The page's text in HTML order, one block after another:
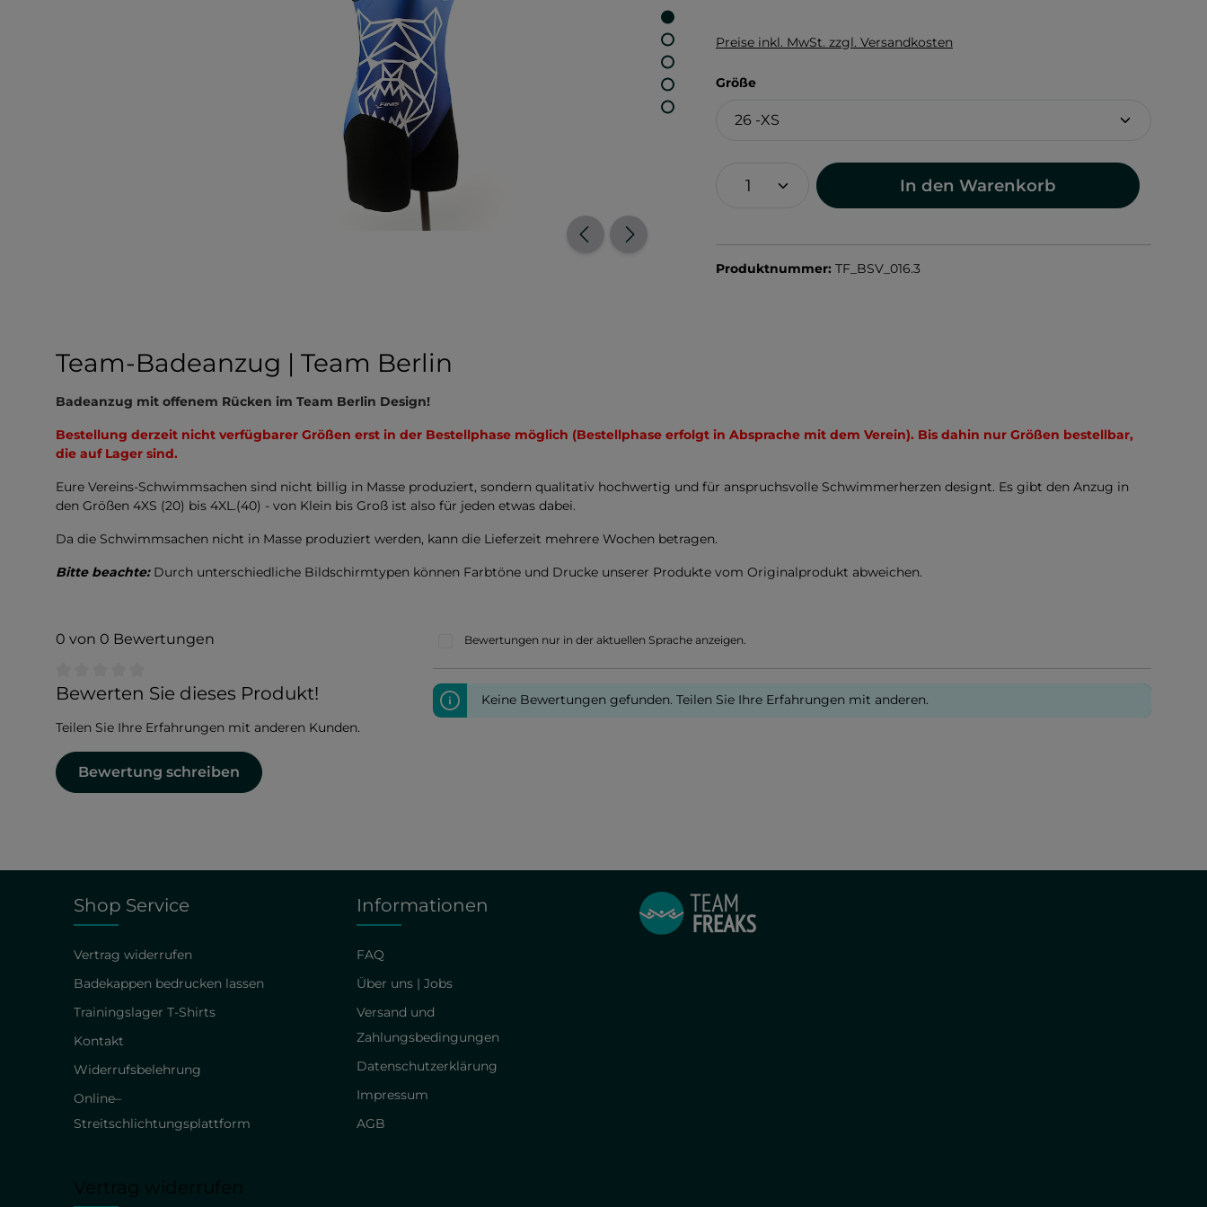
Preise inkl. MwSt. zzgl. Versandkosten
Größeauswählen
In den Warenkorb
Produktnummer: TF_BSV_016.3
Team-Badeanzug | Team Berlin
Badeanzug mit offenem Rücken im Team Berlin Design!
Bestellung derzeit nicht verfügbarer Größen erst in der Bestellphase möglich (Bestellphase erfolgt in Absprache mit dem Verein). Bis dahin nur Größen bestellbar,
die auf Lager sind.
Eure Vereins-Schwimmsachen sind nicht billig in Masse produziert, sondern qualitativ hochwertig und für anspruchsvolle Schwimmerherzen designt. Es gibt den Anzug in
den Größen 4XS (20) bis 4XL.(40) - von Klein bis Groß ist also für jeden etwas dabei.
Da die Schwimmsachen nicht in Masse produziert werden, kann die Lieferzeit mehrere Wochen betragen.
Bitte beachte: Durch unterschiedliche Bildschirmtypen können Farbtöne und Drucke unserer Produkte vom Originalprodukt abweichen.
0 von 0 Bewertungen
Durchschnittliche Bewertung von 0 von 5 Sternen
Bewerten Sie dieses Produkt!
Teilen Sie Ihre Erfahrungen mit anderen Kunden.
Bewertung schreiben
Bewertungen nur in der aktuellen Sprache anzeigen.
Keine Bewertungen gefunden. Teilen Sie Ihre Erfahrungen mit anderen.
Shop Service
Vertrag widerrufen
Badekappen bedrucken lassen
Trainingslager T-Shirts
Kontakt
Widerrufsbelehrung
Online–
Streitschlichtungsplattform
Informationen
FAQ
Über uns | Jobs
Versand und
Zahlungsbedingungen
Datenschutzerklärung
Impressum
AGB